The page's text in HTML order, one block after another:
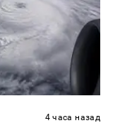
4 часа назад